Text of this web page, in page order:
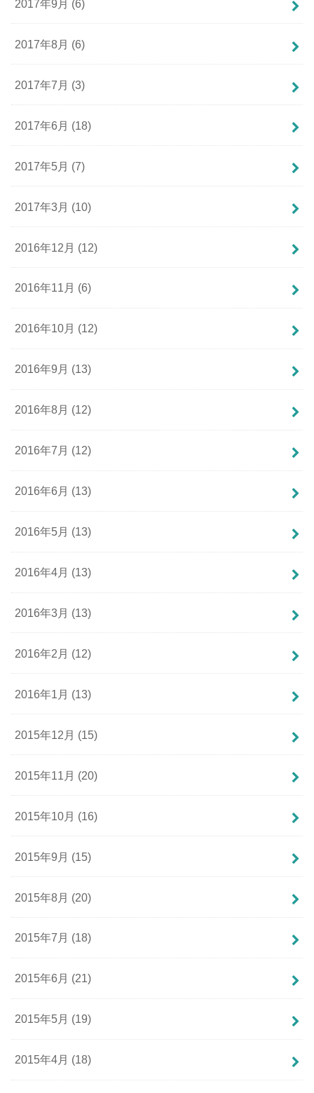
2017年9月 (6)
2017年8月 (6)
2017年7月 (3)
2017年6月 (18)
2017年5月 (7)
2017年3月 (10)
2016年12月 (12)
2016年11月 (6)
2016年10月 (12)
2016年9月 (13)
2016年8月 (12)
2016年7月 (12)
2016年6月 (13)
2016年5月 (13)
2016年4月 (13)
2016年3月 (13)
2016年2月 (12)
2016年1月 (13)
2015年12月 (15)
2015年11月 (20)
2015年10月 (16)
2015年9月 (15)
2015年8月 (20)
2015年7月 (18)
2015年6月 (21)
2015年5月 (19)
2015年4月 (18)